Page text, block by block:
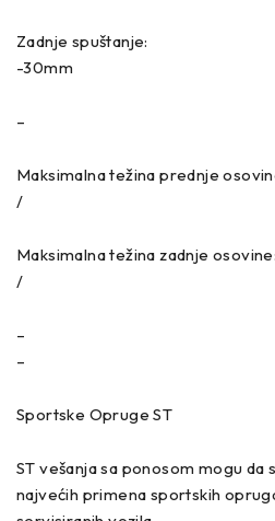
Zadnje spuštanje:
-30mm
–
Maksimalna težina prednje
/
Maksimalna težina zadnje osovine:
/
–
–
Sportske Opruge ST
ST vešanja sa ponosom mogu da
najvećih primena sportskih